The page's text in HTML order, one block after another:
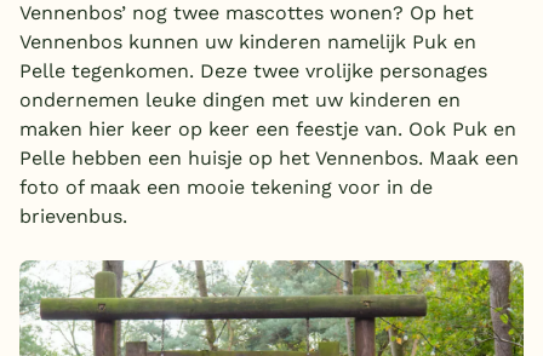
Keuzehulp
Bestemmingen
Nederland
Limburg
Duitsland
Vennenbos’ nog twee mascottes wonen? Op het
Vennenbos kunnen uw kinderen namelijk Puk en
Pelle tegenkomen. Deze twee vrolijke personages
ondernemen leuke dingen met uw kinderen en
maken hier keer op keer een feestje van. Ook Puk en
Pelle hebben een huisje op het Vennenbos. Maak een
foto of maak een mooie tekening voor in de
brievenbus.